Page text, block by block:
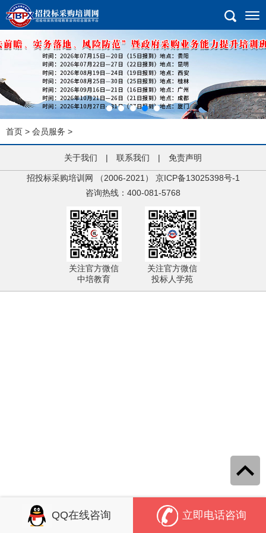
首页 > 会员服务 >
关于我们 | 联系我们 | 免责声明
招投标采购培训网 （2006-2021） 京ICP备13025398号-1
咨询热线：400-081-5768
关注官方微信
中培教育
关注官方微信
投标人学苑
QQ在线咨询 立即电话咨询